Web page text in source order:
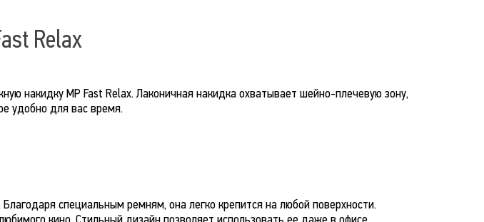
Relax
накидку MP Fast Relax. Лаконичная накидка охватывает шейно-плечевую зону,
удобно для вас время.
специальным ремням, она легко крепится на любой поверхности.